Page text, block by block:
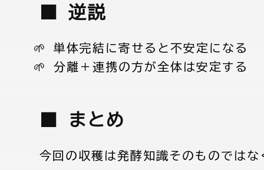
■ 逆説
単体完結に寄せると不安定になる
分離＋連携の方が全体は安定する
■ まとめ
今回の収穫は発酵知識そのものではな